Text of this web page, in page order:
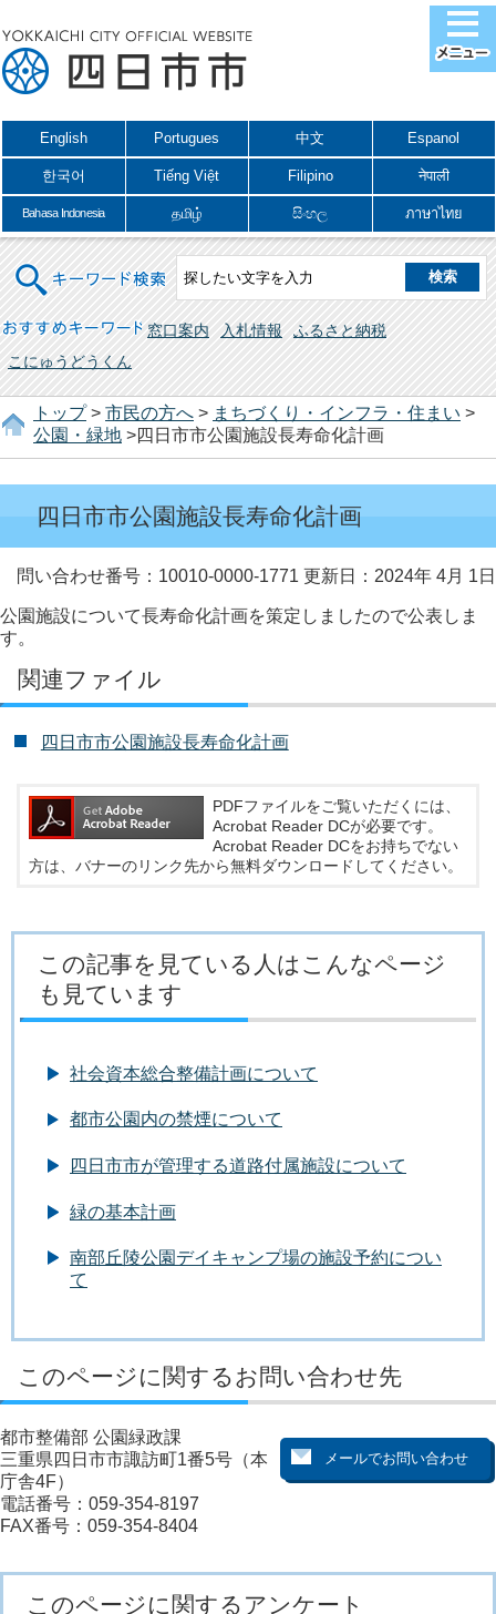
English Portugues 中文 Espanol
한국어 Tiếng Việt Filipino नेपाली
Bahasa Indonesia தமிழ் සිංහල ภาษาไทย
キーワード検索
おすすめキーワード 窓口案内 入札情報
ふるさと納税
こにゅうどうくん
トップ> 市民の方へ > まちづくり・インフラ・住まい >
公園・緑地 >四日市市公園施設長寿命化計画
四日市市公園施設長寿命化計画
問い合わせ番号：10010-0000-1771 更新日：2024年 4月 1日
公園施設について長寿命化計画を策定しましたので公表しま
す。
関連ファイル
四日市市公園施設長寿命化計画
PDFファイルをご覧いただくには、
Acrobat Reader DCが必要です。
Acrobat Reader DCをお持ちでない
方は、バナーのリンク先から無料ダウンロードしてください。
この記事を見ている人はこんなページ
も見ています
社会資本総合整備計画について
都市公園内の禁煙について
四日市市が管理する道路付属施設について
緑の基本計画
南部丘陵公園デイキャンプ場の施設予約につい
て
このページに関するお問い合わせ先
都市整備部 公園緑政課
三重県四日市市諏訪町1番5号（本
庁舎4F）
電話番号：059-354-8197
FAX番号：059-354-8404
このページに関するアンケート